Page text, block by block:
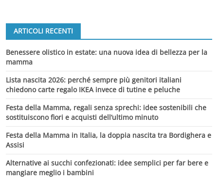
ARTICOLI RECENTI
Benessere olistico in estate: una nuova idea di bellezza per la
mamma
Lista nascita 2026: perché sempre più genitori italiani
chiedono carte regalo IKEA invece di tutine e peluche
Festa della Mamma, regali senza sprechi: idee sostenibili che
sostituiscono fiori e acquisti dell’ultimo minuto
Festa della Mamma in Italia, la doppia nascita tra Bordighera e
Assisi
Alternative ai succhi confezionati: idee semplici per far bere e
mangiare meglio i bambini